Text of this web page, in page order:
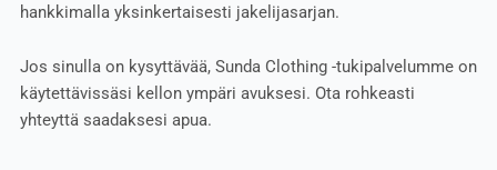
hankkimalla yksinkertaisesti jakelijasarjan.
Jos sinulla on kysyttävää, Sunda Clothing -tukipalvelumme on
käytettävissäsi kellon ympäri avuksesi. Ota rohkeasti
yhteyttä saadaksesi apua.